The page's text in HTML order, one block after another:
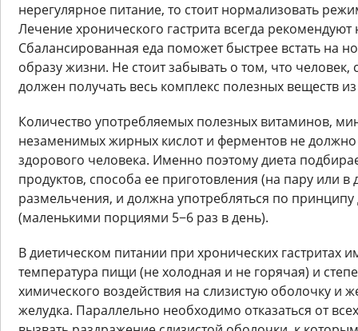
нерегулярное питание, то стоит нормализовать
Лечение хронического гастрита всегда
Сбалансированная еда поможет быстрее встать на
образу жизни. Не стоит забывать о том, что
должен получать весь комплекс полезных веществ
Количество употребляемых полезных витаминов,
незаменимых жирных кислот и ферментов не
здорового человека. Именно поэтому диета
продуктов, способа ее приготовления (на пару или в
размельчения, и должна употребляться по
(маленькими порциями 5−6 раз в день).
В диетическом питании при хронических гастритах
температура пищи (не холодная и не горячая) и
химического воздействия на слизистую оболочку и
желудка. Параллельно необходимо отказаться от